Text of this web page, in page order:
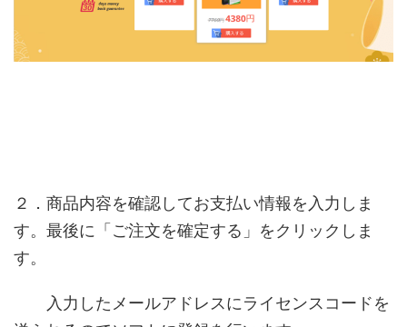
２．商品内容を確認してお支払い情報を入力しま
す。最後に「ご注文を確定する」をクリックしま
す。
入力したメールアドレスにライセンスコードを